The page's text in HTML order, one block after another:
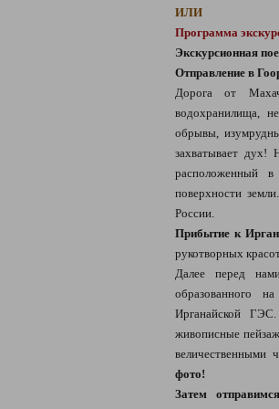
ИЛИ
Программа
Экскурсионная
Отправление в
Дорога от
водохранилища,
обрывы,
захватывает дух!
расположенный
поверхности
России.
Прибытие к
рукотворных
Далее перед
образованного
Ирганайской
живописные
величественными
фото!
Затем